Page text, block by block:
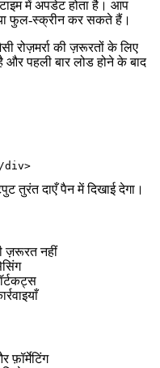
में अपडेट होता है। आप
फुल‑स्क्रीन कर सकते हैं।
रोज़मर्रा की ज़रूरतों के लिए
और पहली बार लोड होने के बाद
div>
तुरंत दाएँ पैन में दिखाई देगा।
ज़रूरत नहीं